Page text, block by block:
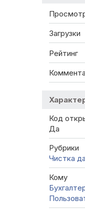
Загрузки
Рейтинг
Код
Да
Рубрики
Чистка
Кому